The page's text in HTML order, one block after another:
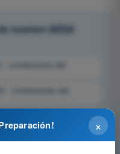
examen AESA
Limitaciones del
- Limitaciones del
×